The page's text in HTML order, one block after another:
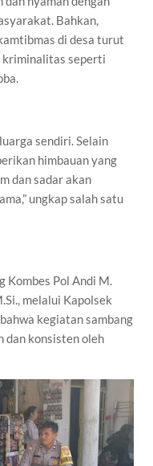
Bahkan,
di desa turut
kriminalitas seperti
sendiri. Selain
himbauan yang
dan sadar akan
ungkap salah satu
Kombes Pol Andi M.
melalui Kapolsek
kegiatan sambang
dan konsisten oleh